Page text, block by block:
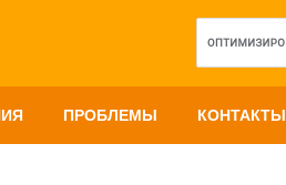
ПРОБЛЕМЫ КОНТАКТЫ